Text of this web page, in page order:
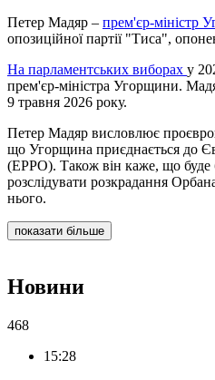
Петер Мадяр – прем'єр-міністр
опозиційної партії "Тиса",
На парламентських виборах у
прем'єр-міністра Угорщини.
9 травня 2026 року.
Петер Мадяр висловлює
що Угорщина приєднається до
(EPPO). Також він каже, що буде
розслідувати розкрадання
нього.
показати більше
Новини
468
15:28